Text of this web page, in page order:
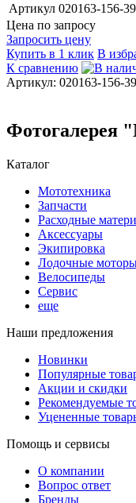
Артикул 020163-156-
Цена по запросу
Запросить цену
Купить в 1 клик В
К сравнению
Артикул: 020163-156-
Фотогалерея
Каталог
Мототехника
Запчасти
Расходные
Аксессуары
Экипировка
Лодочные
Велосипеды
Сервис
еще
Наши предложения
Новинки
Популярные
Акции и скидки
Рекомендуемые
Уцененные
Помощь и сервисы
О компании
Вопрос ответ
Бренды